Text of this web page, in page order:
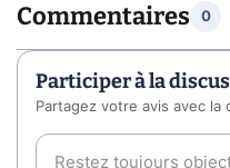
Commentaires 0
Participer à la
Partagez votre avis avec la